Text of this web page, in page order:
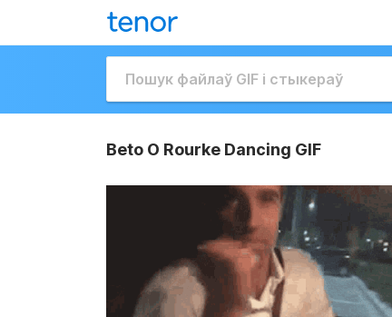
Beto O Rourke Dancing GIF